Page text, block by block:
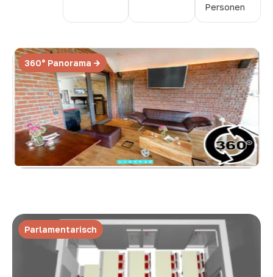
Personen
360° Panorama ->
Parlamentarisch